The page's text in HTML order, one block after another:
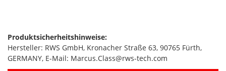
Produktsicherheitshinweise:
Hersteller: RWS GmbH, Kronacher Straße 63, 90765 Fürth,
GERMANY, E-Mail: Marcus.Class@rws-tech.com